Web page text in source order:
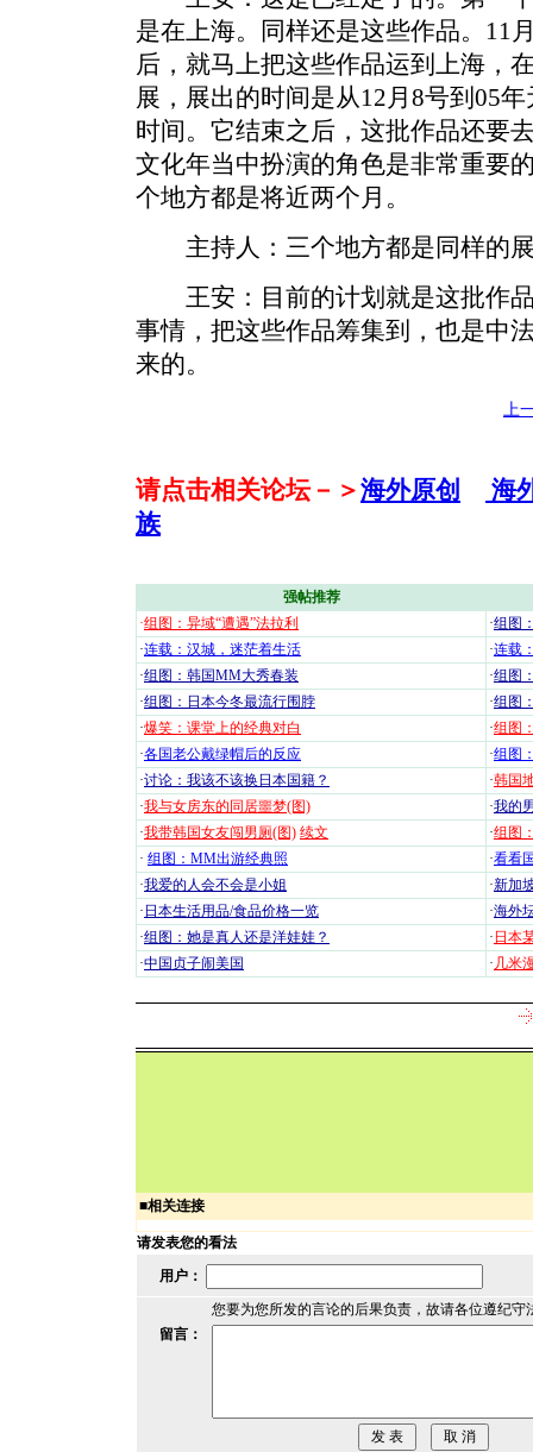
是在上海。同样还是这些作品。11
后，就马上把这些作品运到上海，
展，展出的时间是从12月8号到05
时间。它结束之后，这批作品还要
文化年当中扮演的角色是非常重要
个地方都是将近两个月。
主持人：三个地方都是同样的
王安：目前的计划就是这批作品
事情，把这些作品筹集到，也是中
来的。
上
请点击相关论坛－＞海外原创
海
族
强帖推荐
·组图：异域“遭遇”法拉利 ·组图
·连载：汉城，迷茫着生活 ·连载
·组图：韩国MM大秀春装 ·组图
·组图：日本今冬最流行围脖 ·组图
·爆笑：课堂上的经典对白 ·组图
·各国老公戴绿帽后的反应 ·组图
·讨论：我该不该换日本国籍？ ·韩国
·我与女房东的同居噩梦(图) ·我的
·我带韩国女友闯男厕(图) 续文 ·组图
· 组图：MM出游经典照 ·看看
·我爱的人会不会是小姐 ·新加
· 日本生活用品/食品价格一览 ·海外
·组图：她是真人还是洋娃娃？ · 日本
·中国贞子闹美国 · 几米
■相关连接
请发表您的看法
用户：
您要为您所发的言论的后果负责，故请各位遵纪守
留言：